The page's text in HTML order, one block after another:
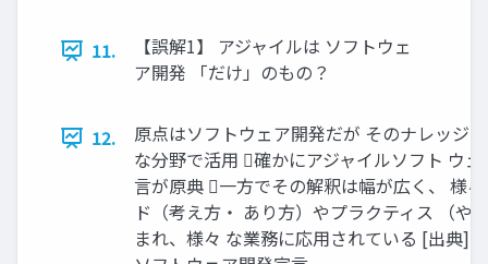
11.
【誤解1】 アジャイルは ソフトウェ
ア開発 「だけ」のもの？
12.
原点はソフトウェア開発だが そのナレッジ
な分野で活用 確かにアジャイルソフト ウ
言が原典 一方でその解釈は幅が広く、 様
ド（考え方・ あり方）やプラクティス （や
まれ、様々 な業務に応用されている [出典]